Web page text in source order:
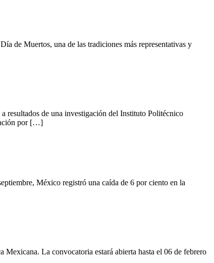
de Muertos, una de las tradiciones más representativas y
resultados de una investigación del Instituto Politécnico
por […]
México registró una caída de 6 por ciento en la
Mexicana. La convocatoria estará abierta hasta el 06 de febrero